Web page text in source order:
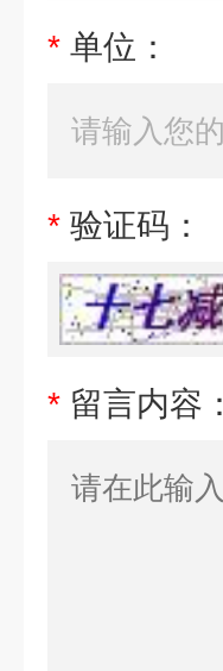
* 单位：
* 验证码：
* 留言内容：